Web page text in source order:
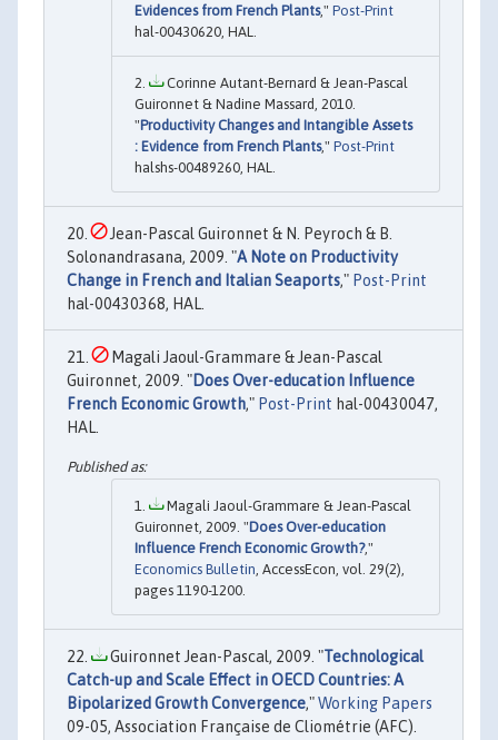
Evidences from French Plants," Post-Print
hal-00430620, HAL.
Corinne Autant-Bernard & Jean-Pascal
Guironnet & Nadine Massard, 2010.
"Productivity Changes and Intangible Assets
: Evidence from French Plants," Post-Print
halshs-00489260, HAL.
Jean-Pascal Guironnet & N. Peyroch & B.
Solonandrasana, 2009. "A Note on Productivity
Change in French and Italian Seaports," Post-Print
hal-00430368, HAL.
Magali Jaoul-Grammare & Jean-Pascal
Guironnet, 2009. "Does Over-education Influence
French Economic Growth," Post-Print hal-00430047,
HAL.
Magali Jaoul-Grammare & Jean-Pascal
Guironnet, 2009. "Does Over-education
Influence French Economic Growth?,"
Economics Bulletin, AccessEcon, vol. 29(2),
pages 1190-1200.
Guironnet Jean-Pascal, 2009. "Technological
Catch-up and Scale Effect in OECD Countries: A
Bipolarized Growth Convergence,"Working Papers
09-05, Association Française de Cliométrie (AFC).